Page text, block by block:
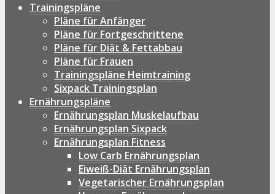
Trainingspläne
Pläne für Anfänger
Pläne für Fortgeschrittene
Pläne für Diät & Fettabbau
Pläne für Frauen
Trainingspläne Heimtraining
Sixpack Trainingsplan
Ernährungspläne
Ernährungsplan Muskelaufbau
Ernährungsplan Sixpack
Ernährungsplan Fitness
Low Carb Ernährungsplan
Eiweiß-Diät Ernährungsplan
Vegetarischer Ernährungsplan